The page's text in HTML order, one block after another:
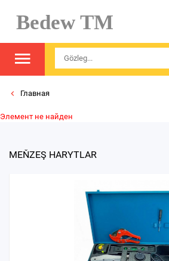
Bedew TM
Главная
Элемент не найден
MEŇZEŞ HARYTLAR